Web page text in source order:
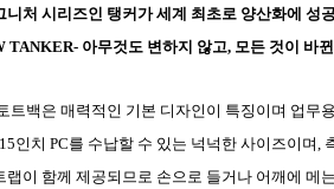
니처 시리즈인 탱커가 세계 최초로 양산화에
TANKER- 아무것도 변하지 않고, 모든 것이 바
트백은 매력적인 기본 디자인이 특징이며 업무
인치 PC를 수납할 수 있는 넉넉한 사이즈이며
랩이 함께 제공되므로 손으로 들거나 어깨에 메